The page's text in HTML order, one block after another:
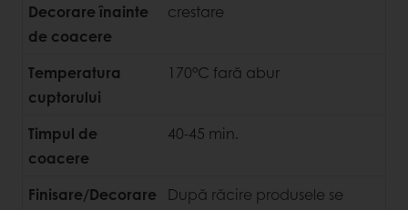
Decorare înainte
de coacere
crestare
Temperatura
cuptorului
170°C fară abur
Timpul de
coacere
40-45 min.
Finisare/Decorare
După răcire produsele se